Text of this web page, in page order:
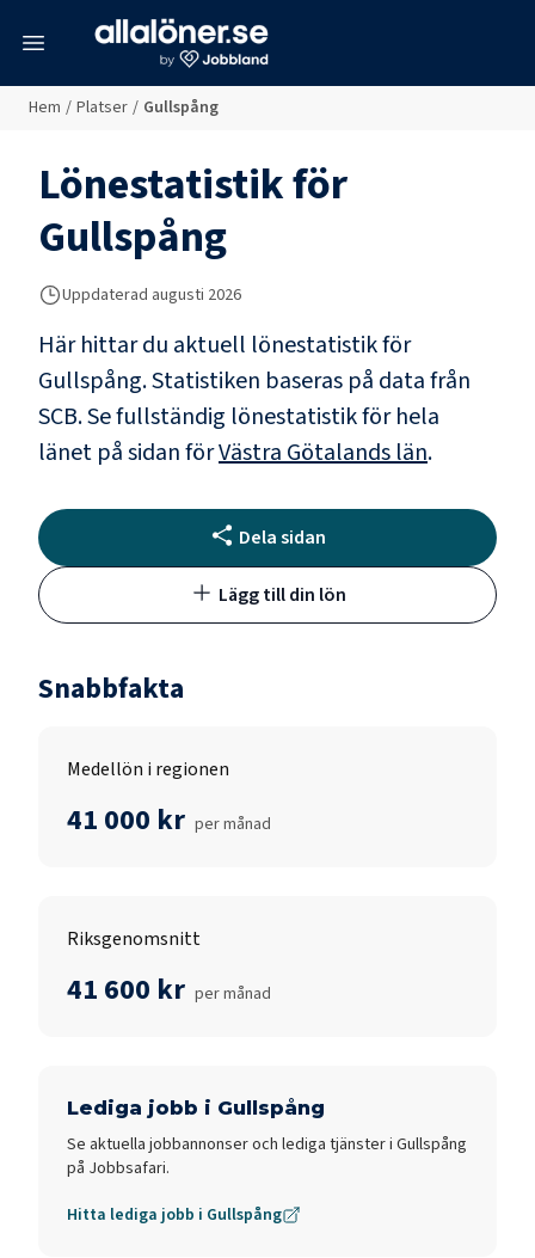
Hem / Platser / Gullspång
Lönestatistik för
Gullspång
Uppdaterad augusti 2026
Här hittar du aktuell lönestatistik för
Gullspång. Statistiken baseras på data från
SCB.Se fullständig lönestatistik för hela
länet på sidan förVästra Götalands län.
Dela sidan
Lägg till din lön
Snabbfakta
Medellön i regionen
41 000 kr per månad
Riksgenomsnitt
41 600 kr per månad
Lediga jobb i Gullspång
Se aktuella jobbannonser och lediga tjänster i Gullspång
på Jobbsafari.
Hitta lediga jobb i Gullspång